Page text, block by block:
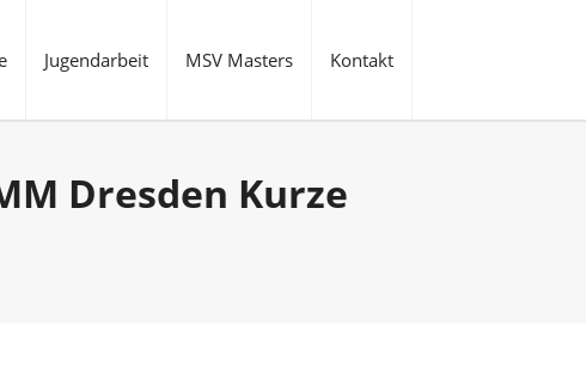
Jugendarbeit MSV Masters Kontakt
Dresden Kurze